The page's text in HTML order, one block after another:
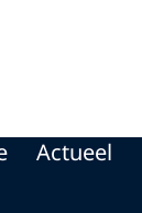
Actueel